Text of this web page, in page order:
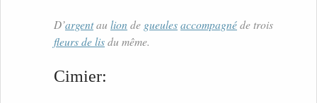
D’argentau lion de gueulesaccompagnéde trois
fleurs de lisdu même.
Cimier: